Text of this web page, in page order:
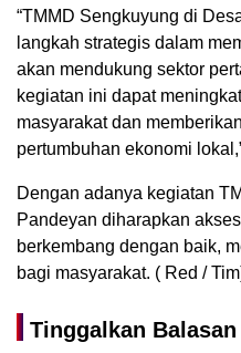
“TMMD Sengkuyung di
langkah strategis dalam
akan mendukung sektor
kegiatan ini dapat
masyarakat dan
pertumbuhan ekonomi
Dengan adanya kegiatan
Pandeyan diharapkan
berkembang dengan baik,
bagi masyarakat. ( Red /
Tinggalkan Balasan